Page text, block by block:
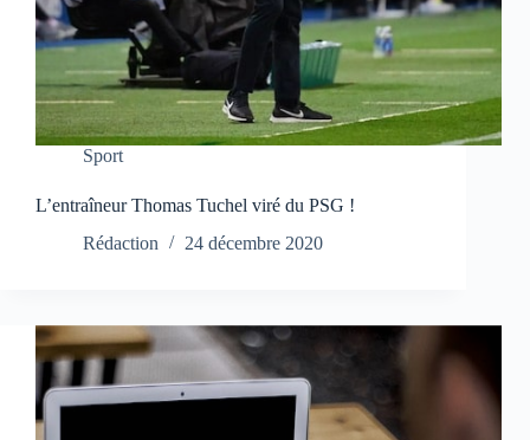
Sport
L’entraîneur Thomas Tuchel viré du PSG !
Rédaction
24 décembre 2020